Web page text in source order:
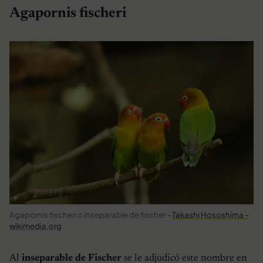
Agapornis fischeri
Agapornis fischeri o inseparable de fischer –Takashi Hososhima –
wikimedia.org
Al inseparable de Fischer se le adjudicó este nombre en